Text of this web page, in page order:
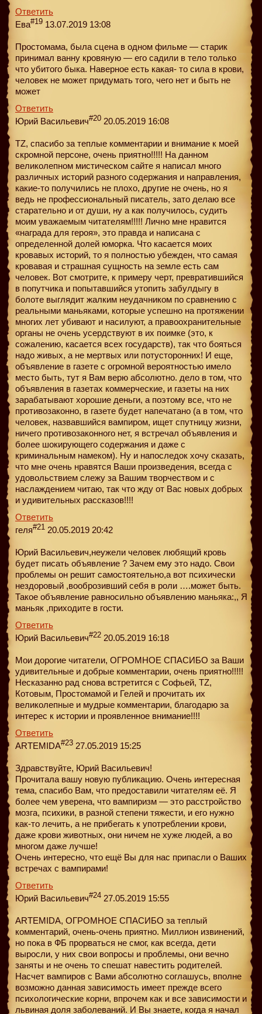
Ответить
Ева#19 13.07.2019 13:08
Простомама, была сцена в одном фильме — старик
принимал ванну кровяную — его садили в тело только
что убитого быка. Наверное есть какая- то сила в крови,
человек не может придумать того, чего нет и быть не
может
Ответить
Юрий Васильевич#20 20.05.2019 16:08
TZ, спасибо за теплые комментарии и внимание к моей
скромной персоне, очень приятно!!!!! На данном
великолепном мистическом сайте я написал много
различных историй разного содержания и направления,
какие-то получились не плохо, другие не очень, но я
ведь не профессиональный писатель, зато делаю все
старательно и от души, ну а как получилось, судить
моим уважаемым читателям!!!!! Лично мне нравится
«награда для героя», это правда и написана с
определенной долей юморка. Что касается моих
кровавых историй, то я полностью убежден, что самая
кровавая и страшная сущность на земле есть сам
человек. Вот смотрите, к примеру черт, превратившийся
в попутчика и попытавшийся утопить забулдыгу в
болоте выглядит жалким неудачником по сравнению с
реальными маньяками, которые успешно на протяжении
многих лет убивают и насилуют, а правоохранительные
органы не очень усердствуют в их поимке (это, к
сожалению, касается всех государств), так что бояться
надо живых, а не мертвых или потусторонних! И еще,
объявление в газете с огромной вероятностью имело
место быть, тут я Вам верю абсолютно. дело в том, что
объявления в газетах коммерческие, и газеты на них
зарабатывают хорошие деньги, а поэтому все, что не
противозаконно, в газете будет напечатано (а в том, что
человек, назвавшийся вампиром, ищет спутницу жизни,
ничего противозаконного нет, я встречал объявления и
более шокирующего содержания и даже с
криминальным намеком). Ну и напоследок хочу сказать,
что мне очень нравятся Ваши произведения, всегда с
удовольствием слежу за Вашим творчеством и с
наслаждением читаю, так что жду от Вас новых добрых
и удивительных рассказов!!!!
Ответить
геля#21 20.05.2019 20:42
Юрий Васильевич,неужели человек любящий кровь
будет писать объявление ? Зачем ему это надо. Свои
проблемы он решит самостоятельно,а вот психически
нездоровый ,вооброзивший себя в роли ….может быть.
Такое объявление равносильно объявлению маньяка:,, Я
маньяк ,приходите в гости.
Ответить
Юрий Васильевич#22 20.05.2019 16:18
Мои дорогие читатели, ОГРОМНОЕ СПАСИБО за Ваши
удивительные и добрые комментарии, очень приятно!!!!!
Несказанно рад снова встретится с Софьей, TZ,
Котовым, Простомамой и Гелей и прочитать их
великолепные и мудрые комментарии, благодарю за
интерес к истории и проявленное внимание!!!!
Ответить
ARTEMIDA#23 27.05.2019 15:25
Здравствуйте, Юрий Васильевич!
Прочитала вашу новую публикацию. Очень интересная
тема, спасибо Вам, что предоставили читателям её. Я
более чем уверена, что вампиризм — это расстройство
мозга, психики, в разной степени тяжести, и его нужно
как-то лечить, а не прибегать к употреблении крови,
даже крови животных, они ничем не хуже людей, а во
многом даже лучше!
Очень интересно, что ещё Вы для нас припасли о Ваших
встречах с вампирами!
Ответить
Юрий Васильевич#24 27.05.2019 15:55
ARTEMIDA, ОГРОМНОЕ СПАСИБО за теплый
комментарий, очень-очень приятно. Миллион извинений,
но пока в ФБ прорваться не смог, как всегда, дети
выросли, у них свои вопросы и проблемы, они вечно
заняты и не очень то спешат навестить родителей.
Насчет вампиров с Вами абсолютно соглашусь, вполне
возможно данная зависимость имеет прежде всего
психологические корни, впрочем как и все зависимости и
львиная доля заболеваний. И Вы знаете, когда я начал